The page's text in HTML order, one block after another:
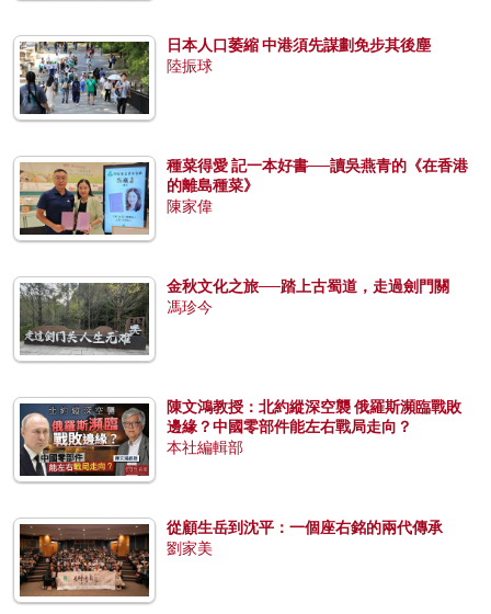
日本人口萎縮 中港須先謀劃免步其後塵
陸振球
種菜得愛 記一本好書──讀吳燕青的《在香港
的離島種菜》
陳家偉
金秋文化之旅──踏上古蜀道，走過劍門關
馮珍今
陳文鴻教授：北約縱深空襲 俄羅斯瀕臨戰敗
邊緣？中國零部件能左右戰局走向？
本社編輯部
從顧生岳到沈平：一個座右銘的兩代傳承
劉家美